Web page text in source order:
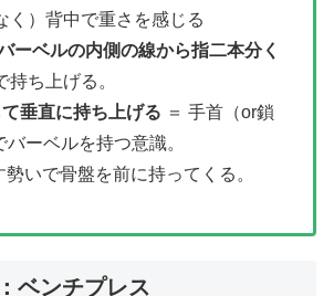
く）背中で重さを感じる
ーベルの内側の線から指二本分く
持ち上げる。
垂直に持ち上げる ＝ 手首（or鎖
バーベルを持つ意識。
いで骨盤を前に持ってくる。
ベンチプレス